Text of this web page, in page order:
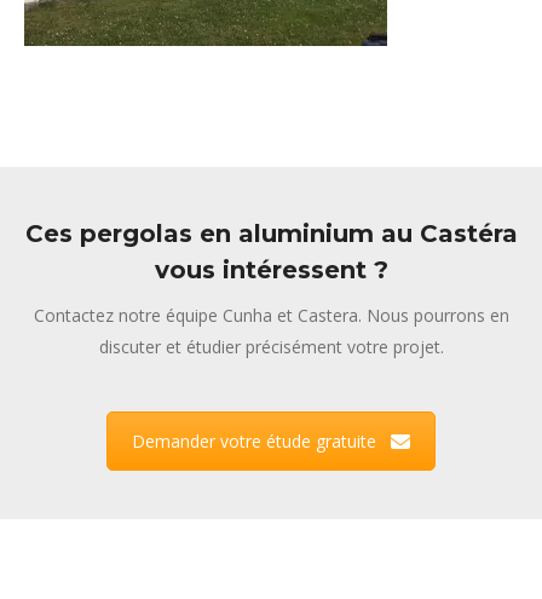
Ces pergolas en aluminium au Castéra
vous intéressent ?
Contactez notre équipe Cunha et Castera. Nous pourrons en
discuter et étudier précisément votre projet.
Demander votre étude gratuite